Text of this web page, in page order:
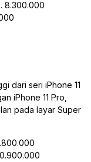
8.300.000
dari seri iPhone 11
iPhone 11 Pro,
pada layar Super